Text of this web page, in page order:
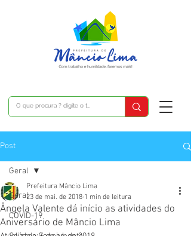
Post
Geral
COVID-19
Geral
Ângela Valente dá início as atividades do
Aniversário de Mâncio Lima
Prefeitura Mâncio Lima
23 de mai. de 2018 1 min de leitura